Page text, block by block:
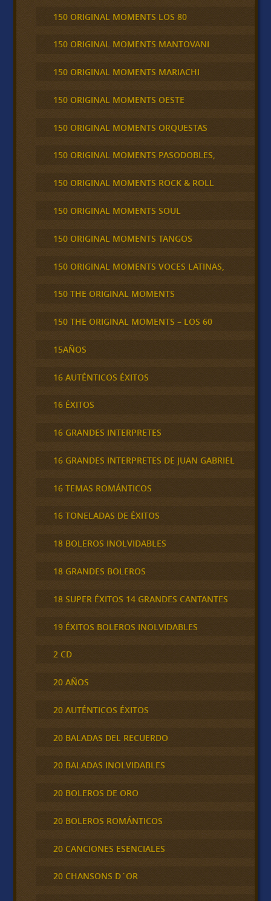
150 ORIGINAL MOMENTS LOS 80
150 ORIGINAL MOMENTS MANTOVANI
150 ORIGINAL MOMENTS MARIACHI
150 ORIGINAL MOMENTS OESTE
150 ORIGINAL MOMENTS ORQUESTAS
150 ORIGINAL MOMENTS PASODOBLES,
150 ORIGINAL MOMENTS ROCK & ROLL
150 ORIGINAL MOMENTS SOUL
150 ORIGINAL MOMENTS TANGOS
150 ORIGINAL MOMENTS VOCES LATINAS,
150 THE ORIGINAL MOMENTS
150 THE ORIGINAL MOMENTS – LOS 60
15AÑOS
16 AUTÉNTICOS ÉXITOS
16 ÉXITOS
16 GRANDES INTERPRETES
16 GRANDES INTERPRETES DE JUAN GABRIEL
16 TEMAS ROMÁNTICOS
16 TONELADAS DE ÉXITOS
18 BOLEROS INOLVIDABLES
18 GRANDES BOLEROS
18 SUPER ÉXITOS 14 GRANDES CANTANTES
19 ÉXITOS BOLEROS INOLVIDABLES
2 CD
20 AÑOS
20 AUTÉNTICOS ÉXITOS
20 BALADAS DEL RECUERDO
20 BALADAS INOLVIDABLES
20 BOLEROS DE ORO
20 BOLEROS ROMÁNTICOS
20 CANCIONES ESENCIALES
20 CHANSONS D´OR